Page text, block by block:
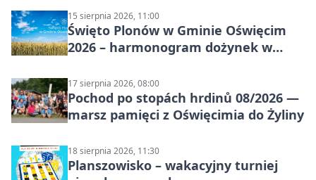
15 sierpnia 2026, 11:00
Święto Plonów w Gminie Oświęcim
2026 – harmonogram dożynek w
17 sierpnia 2026, 08:00
Pochod po stopách hrdinů 08/2026 —
marsz pamięci z Oświęcimia do Żyliny
18 sierpnia 2026, 11:30
Planszowisko – wakacyjny turniej